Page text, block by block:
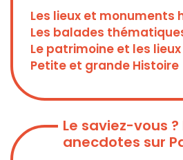
Les lieux et monuments
Les balades
Le patrimoine et les
Petite et grande Histoire
Le saviez-vous ?
anecdotes sur